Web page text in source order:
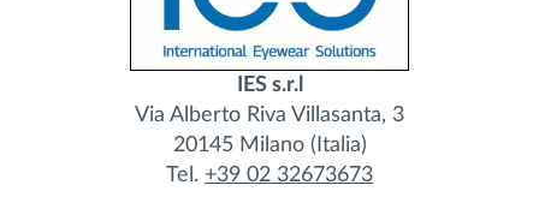
IES s.r.l
Via Alberto Riva Villasanta, 3
20145 Milano (Italia)
Tel. +39 02 32673673